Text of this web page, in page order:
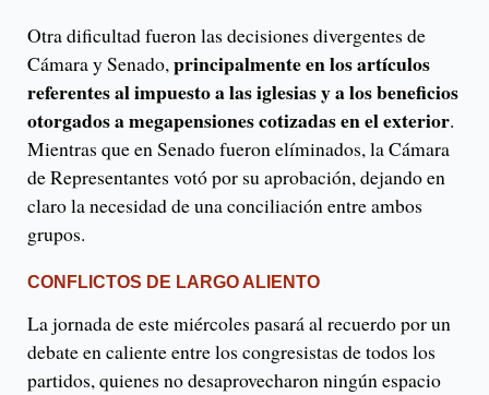
Otra dificultad fueron las decisiones divergentes de
Cámara y Senado,principalmente en los artículos
referentes al impuesto a las iglesias y a los beneficios
otorgados a megapensiones cotizadas en el exterior.
Mientras que en Senado fueron elíminados, la Cámara
de Representantes votó por su aprobación, dejando en
claro la necesidad de una conciliación entre ambos
grupos.
CONFLICTOS DE LARGO ALIENTO
La jornada de este miércoles pasará al recuerdo por un
debate en caliente entre los congresistas de todos los
partidos, quienes no desaprovecharon ningún espacio